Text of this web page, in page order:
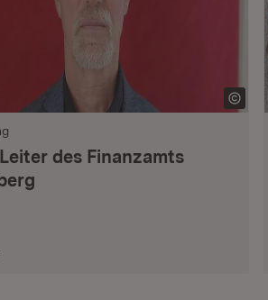
des Finanzamts